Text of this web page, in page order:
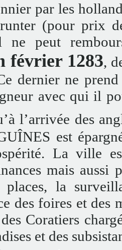
par les
(pour prix
ne peut
février 1283,
dernier ne
avec qui il
l’arrivée des
est
La ville
mais
places, la
des foires et des
Coratiers
et des